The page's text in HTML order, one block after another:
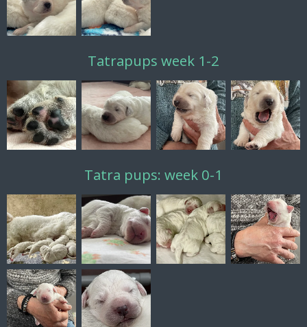
Tatrapups week 1-2
Tatra pups: week 0-1